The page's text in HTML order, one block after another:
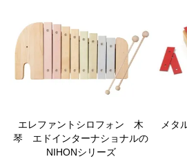
エレファントシロフォン 木
琴 エドインターナショナルの
NIHONシリーズ
メタ